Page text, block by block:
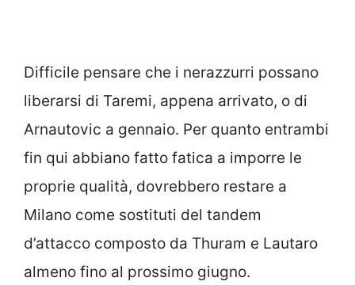
Difficile pensare che i nerazzurri possano
liberarsi di Taremi, appena arrivato, o di
Arnautovic a gennaio. Per quanto entrambi
fin qui abbiano fatto fatica a imporre le
proprie qualità, dovrebbero restare a
Milano come sostituti del tandem
d’attacco composto da Thuram e Lautaro
almeno fino al prossimo giugno.